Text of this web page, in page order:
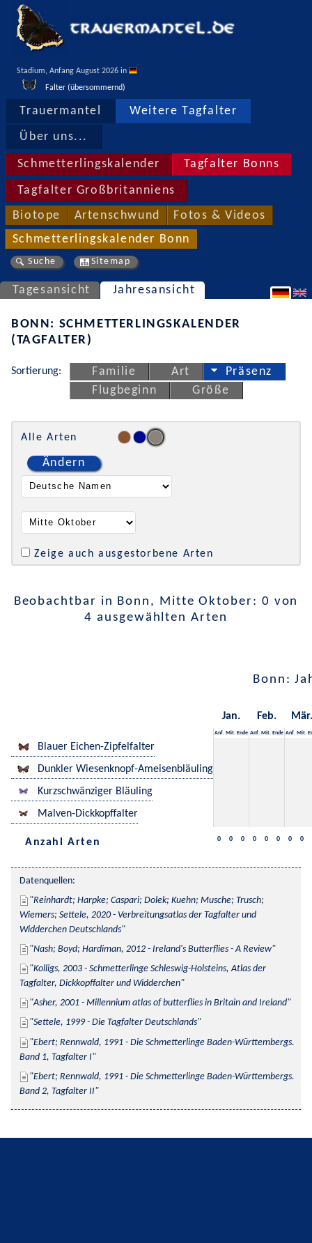
Stadium, Anfang August 2026 in
Falter (übersommernd)
Trauermantel Weitere Tagfalter
Über uns...
Schmetterlingskalender Tagfalter Bonns
Tagfalter Großbritanniens
Biotope Artenschwund Fotos & Videos
Schmetterlingskalender Bonn
Suche Sitemap
Tagesansicht Jahresansicht
BONN: SCHMETTERLINGSKALENDER
(TAGFALTER)
Sortierung: Familie Art
Präsenz
Flugbeginn
Größe
Alle Arten
Ändern
Zeige auch ausgestorbene Arten
Beobachtbar in Bonn, Mitte Oktober: 0 von
4 ausgewählten Arten
Bonn:
Jan. Feb. Mär.
Anf. Mit. Ende Anf. Mit. Ende Anf. Mit.
Blauer Eichen-Zipfelfalter
Dunkler Wiesenknopf-Ameisenbläuling
Kurzschwänziger Bläuling
Malven-Dickkopffalter
Anzahl Arten 0 0 0 0 0 0 0 0
Datenquellen:
Reinhardt; Harpke; Caspari; Dolek; Kuehn; Musche; Trusch;
Wiemers; Settele, 2020 - Verbreitungsatlas der Tagfalter und
Widderchen Deutschlands
Nash; Boyd; Hardiman, 2012 - Ireland's Butterflies - A Review
Kolligs, 2003 - Schmetterlinge Schleswig-Holsteins, Atlas der
Tagfalter, Dickkopffalter und Widderchen
Asher, 2001 - Millennium atlas of butterflies in Britain and Ireland
Settele, 1999 - Die Tagfalter Deutschlands
Ebert; Rennwald, 1991 - Die Schmetterlinge Baden-Württembergs.
Band 1, Tagfalter I
Ebert; Rennwald, 1991 - Die Schmetterlinge Baden-Württembergs.
Band 2, Tagfalter II